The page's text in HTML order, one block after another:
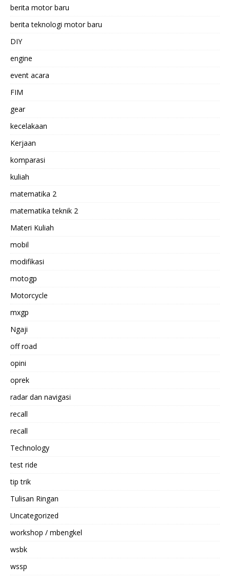
berita motor baru
berita teknologi motor baru
DIY
engine
event acara
FIM
gear
kecelakaan
Kerjaan
komparasi
kuliah
matematika 2
matematika teknik 2
Materi Kuliah
mobil
modifikasi
motogp
Motorcycle
mxgp
Ngaji
off road
opini
oprek
radar dan navigasi
recall
recall
Technology
test ride
tip trik
Tulisan Ringan
Uncategorized
workshop / mbengkel
wsbk
wssp